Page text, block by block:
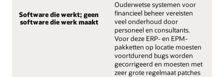
Software die werkt; geen
software die werk maakt
Ouderwetse systemen voor
financieel beheer vereisten
veel onderhoud door
personeel en consultants.
Voor deze ERP- en EPM-
pakketten op locatie moesten
voortdurend bugs worden
gecorrigeerd en moesten met
zeer grote regelmaat patches